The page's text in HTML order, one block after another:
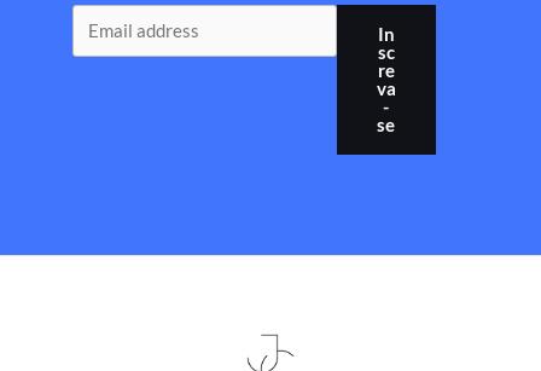
In
sc
re
va
-
se